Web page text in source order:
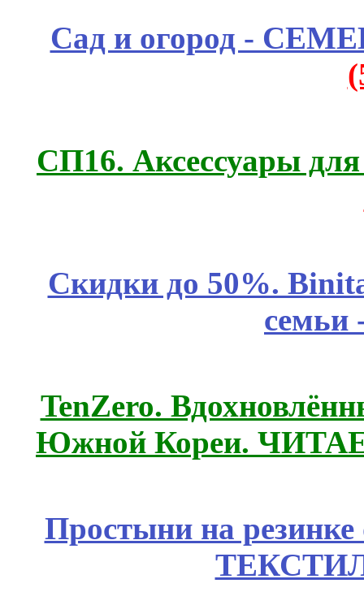
Сад и огород -
СП16. Аксессуары
Скидки до 50%.
семьи
TenZero.
Южной Кореи.
Простыни на